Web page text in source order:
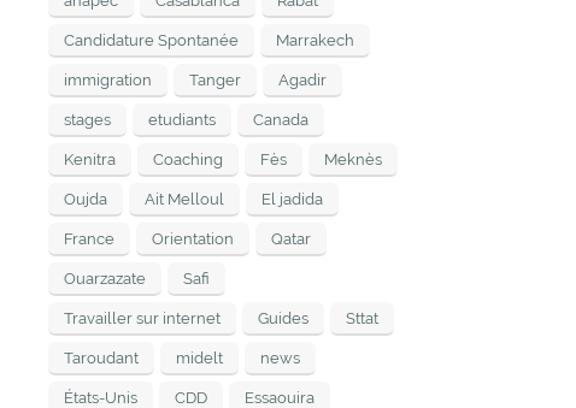
Candidature Spontanée Marrakech
immigration Tanger Agadir
stages etudiants Canada
Kenitra Coaching Fès Meknès
Oujda Ait Melloul El jadida
France Orientation Qatar
Ouarzazate Safi
Travailler sur internet Guides Sttat
Taroudant midelt news
États-Unis CDD Essaouira